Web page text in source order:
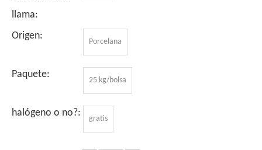
llama:
Origen:
Porcelana
Paquete:
25 kg/bolsa
halógeno o no?:
gratis